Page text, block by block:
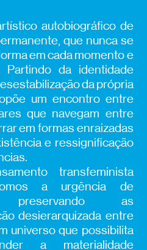
autobiográfico de
que nunca se
em cada momento e
da identidade
da própria
um encontro entre
que navegam entre
em formas enraizadas
e ressignificação
transfeminista
a urgência de
preservando as
desierarquizada entre
universo que possibilita
a materialidade